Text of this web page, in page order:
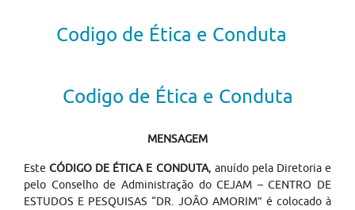
Codigo de Ética e Conduta
Codigo de Ética e Conduta
MENSAGEM
EsteCÓDIGO DE ÉTICA E CONDUTA, anuído pela Diretoria e
pelo Conselho de Administração do CEJAM – CENTRO DE
ESTUDOS E PESQUISAS “DR. JOÃO AMORIM” é colocado à